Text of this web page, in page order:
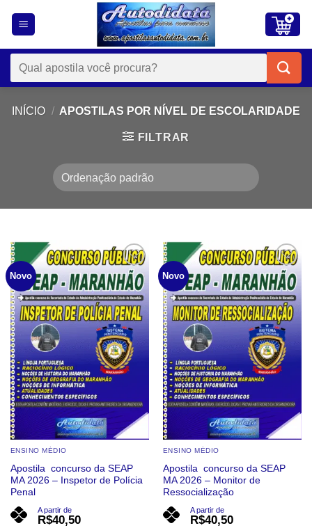
Pesquisar
por:
INÍCIO / APOSTILAS POR NÍVEL DE ESCOLARIDADE
FILTRAR
Novo
Add to
wishlist
ENSINO MÉDIO
Apostila concurso da SEAP
MA 2026 – Inspetor de Polícia
Penal
A partir de
R$40,50
Novo
Add to
wishlist
ENSINO MÉDIO
Apostila concurso da SEAP
MA 2026 – Monitor de
Ressocialização
A partir de
R$40,50